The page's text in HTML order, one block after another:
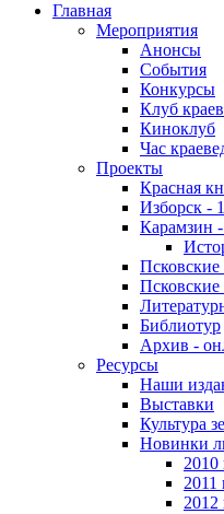
Главная
Мероприятия
Анонсы
События
Конкурсы
Клуб
Киноклуб
Час
Проекты
Красная
Изборск -
Карамзин
Библиотур
Архив -
Ресурсы
Наши
Выставки
Культура
Новинки
2010
2011
2012